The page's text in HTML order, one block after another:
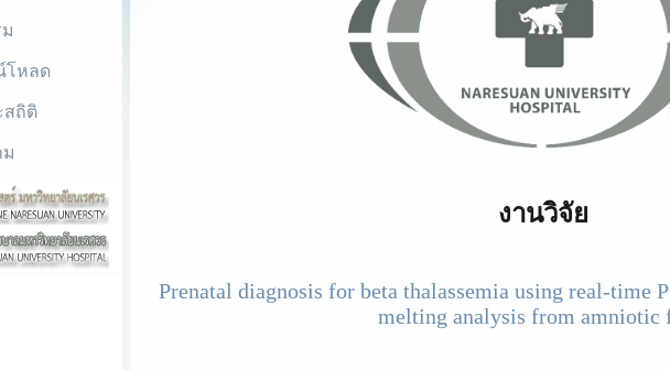
โหลด
สถิติ
งานวิจัย
Prenatal diagnosis for beta thalassemia using real-time
melting analysis from amniotic